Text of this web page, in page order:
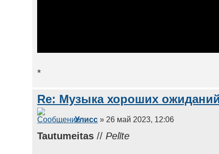
*
Re: Музыка хороших
Улисс » 26 май 2023, 12:06
Tautumeitas // Pelīte